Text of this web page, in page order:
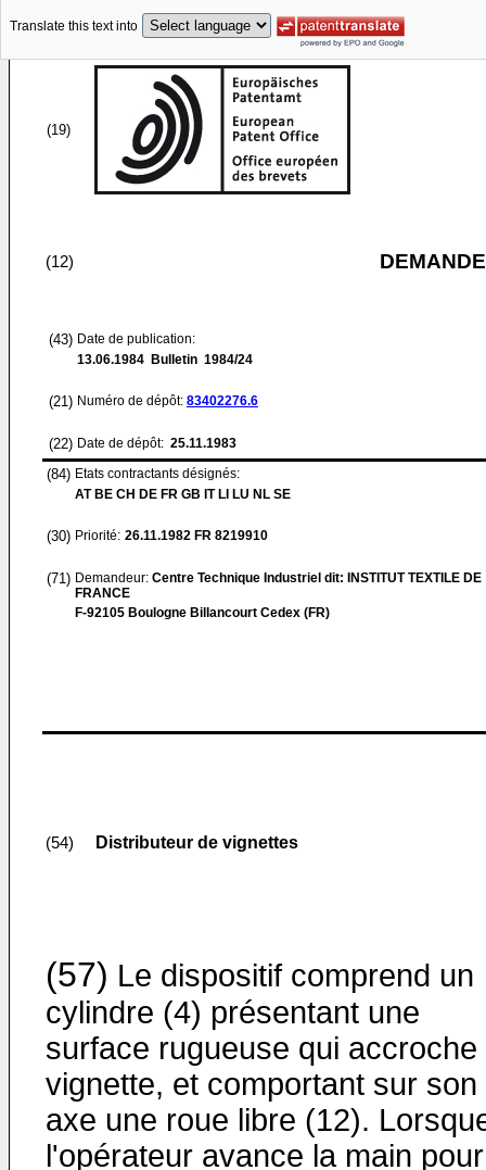
Translate this text into
(19)
(12)
(43) Date de publication:
13.06.1984 Bulletin 1984/24
(21) Numéro de dépôt: 83402276.6
(22) Date de dépôt: 25.11.1983
(84) Etats contractants désignés:
AT BE CH DE FR GB IT LI LU NL SE
(30) Priorité: 26.11.1982 FR 8219910
(71) Demandeur: Centre Technique Industriel dit: INSTITUT TEXTILE DE
FRANCE
F-92105 Boulogne Billancourt Cedex (FR)
(54) Distributeur de vignettes
(57) Le dispositif comprend un
cylindre (4) présentant une
surface rugueuse qui accroche
vignette, et comportant sur son
axe une roue libre (12).
l'opérateur avance la main pour